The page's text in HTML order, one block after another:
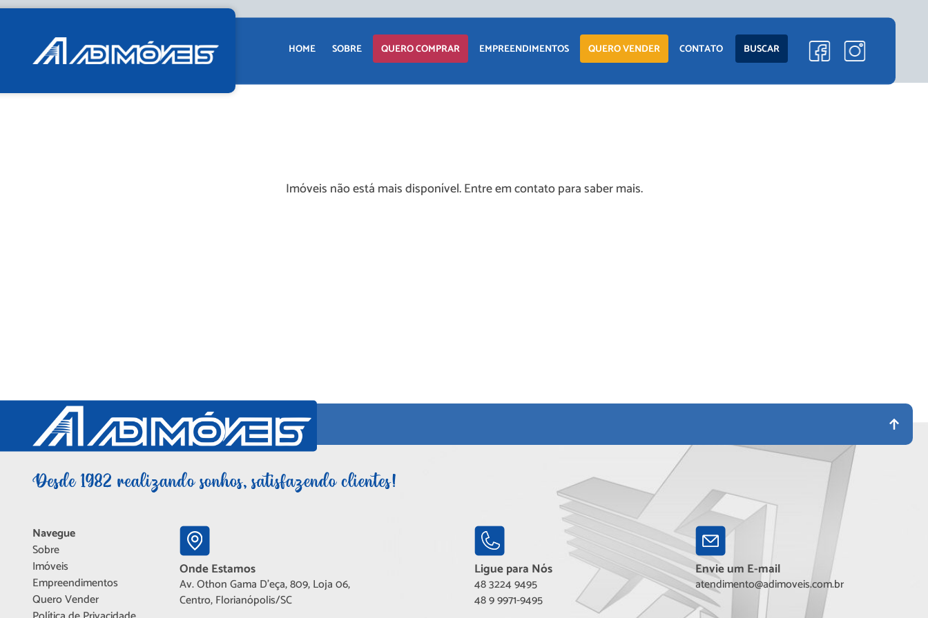
HOME SOBRE QUERO COMPRAR
TERRENO
EMPREENDIMENTOS
PRONTOS PARA
MORAR
QUERO VENDER CONTATO BUSCAR
APARTAMENTO
CASA
LANÇAMENTOS
EM CONSTRUÇÃO
Imóveis não está mais disponível. Entre em contato para saber mais.
Navegue
Sobre
Imóveis
Empreendimentos
Quero Vender
Onde Estamos
Av. Othon Gama D'eça, 809, Loja 06,
Centro, Florianópolis/SC
Ligue para Nós
48 3224 9495
48 9 9971-9495
Envie um E-mail
atendimento@adimoveis.com.br